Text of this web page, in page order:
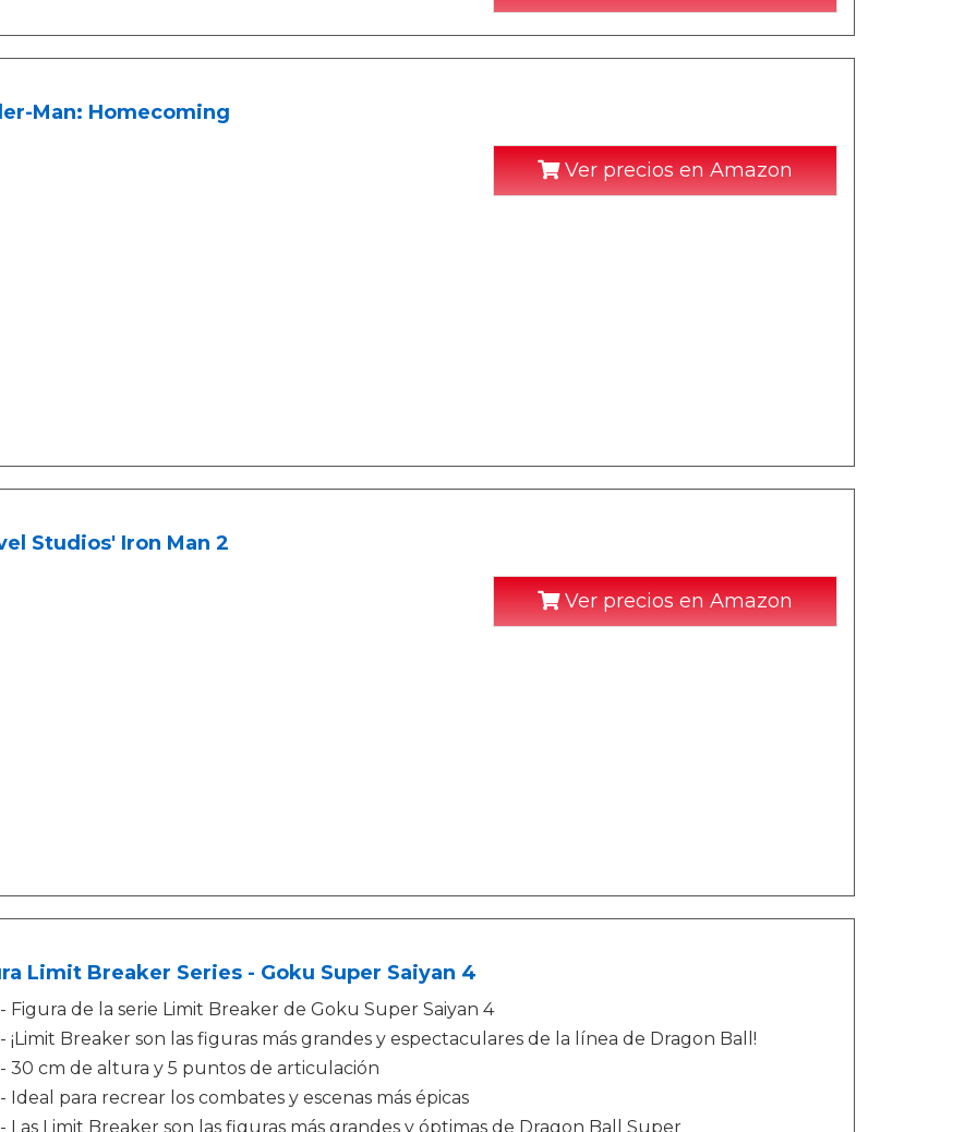
Man: Homecoming
Ver precios en Amazon
Studios' Iron Man 2
Ver precios en Amazon
Limit Breaker Series - Goku Super Saiyan 4
- Figura de la serie Limit Breaker de Goku Super Saiyan 4
- ¡Limit Breaker son las figuras más grandes y espectaculares de la línea de Dragon Ball!
- 30 cm de altura y 5 puntos de articulación
- Ideal para recrear los combates y escenas más épicas
- Las Limit Breaker son las figuras más grandes y óptimas de Dragon Ball Super